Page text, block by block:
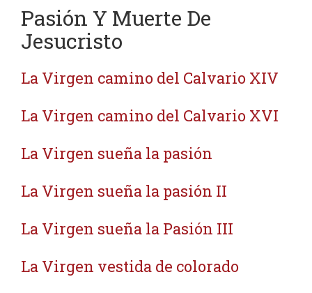
Pasión Y Muerte De
Jesucristo
La Virgen camino del Calvario XIV
La Virgen camino del Calvario XVI
La Virgen sueña la pasión
La Virgen sueña la pasión II
La Virgen sueña la Pasión III
La Virgen vestida de colorado